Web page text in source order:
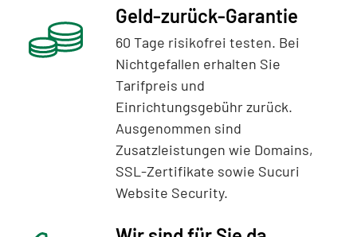
Geld-zurück-Garantie
60 Tage risikofrei testen. Bei
Nichtgefallen erhalten Sie
Tarifpreis und
Einrichtungsgebühr zurück.
Ausgenommen sind
Zusatzleistungen wie Domains,
SSL-Zertifikate sowie Sucuri
Website Security.